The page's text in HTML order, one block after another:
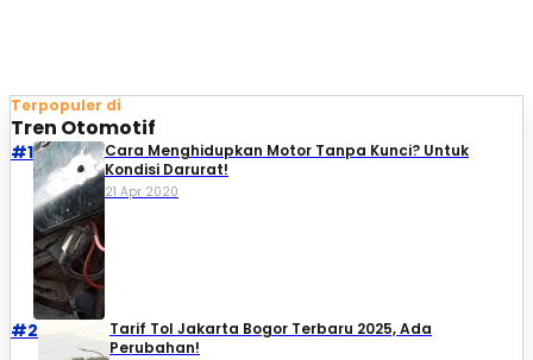
Terpopuler di
Tren Otomotif
#1
Cara Menghidupkan Motor Tanpa Kunci? Untuk
Kondisi Darurat!
21 Apr 2020
#2
Tarif Tol Jakarta Bogor Terbaru 2025, Ada
Perubahan!